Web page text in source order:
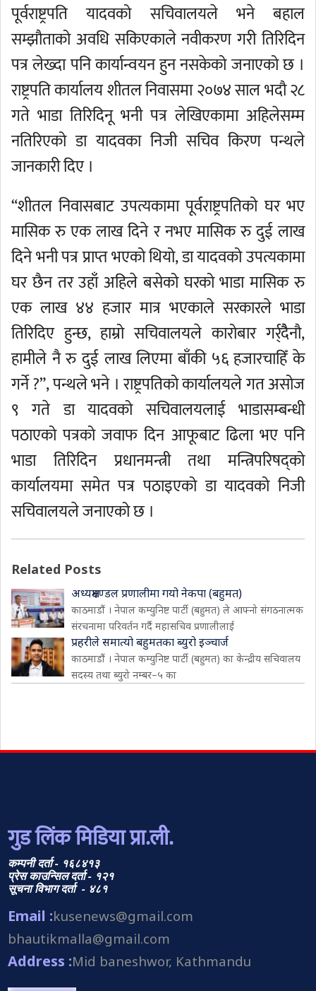
पूर्वराष्ट्रपति यादवको सचिवालयले भने बहाल
सम्झौताको अवधि सकिएकाले नवीकरण गरी तिरिदिन
पत्र लेख्दा पनि कार्यान्वयन हुन नसकेको जनाएको छ ।
राष्ट्रपति कार्यालय शीतल निवासमा २०७४ साल भदौ २८
गते भाडा तिरिदिनू भनी पत्र लेखिएकामा अहिलेसम्म
नतिरिएको डा यादवका निजी सचिव किरण पन्थले
जानकारी दिए ।
“शीतल निवासबाट उपत्यकामा पूर्वराष्ट्रपतिको घर भए
मासिक रु एक लाख दिने र नभए मासिक रु दुई लाख
दिने भनी पत्र प्राप्त भएको थियो, डा यादवको उपत्यकामा
घर छैन तर उहाँ अहिले बसेको घरको भाडा मासिक रु
एक लाख ४४ हजार मात्र भएकाले सरकारले भाडा
तिरिदिए हुन्छ, हाम्रो सचिवालयले कारोबार गर्र्दैैनौ,
हामीले नै रु दुई लाख लिएमा बाँकी ५६ हजारचाहिँ के
गर्ने ?”, पन्थले भने । राष्ट्रपतिको कार्यालयले गत असोज
९ गते डा यादवको सचिवालयलाई भाडासम्बन्धी
पठाएको पत्रको जवाफ दिन आफूबाट ढिला भए पनि
भाडा तिरिदिन प्रधानमन्त्री तथा मन्त्रिपरिषद्को
कार्यालयमा समेत पत्र पठाइएको डा यादवको निजी
सचिवालयले जनाएको छ ।
Related Posts
अध्यक्षमण्डल प्रणालीमा गयो नेकपा (बहुमत)
काठमाडौं । नेपाल कम्युनिष्ट पार्टी (बहुमत) ले आफ्नो संगठनात्मक
संरचनामा परिवर्तन गर्दै महासचिव प्रणालीलाई
प्रहरीले समात्यो बहुमतका ब्युरो इञ्चार्ज
काठमाडौं । नेपाल कम्युनिष्ट पार्टी (बहुमत) का केन्द्रीय सचिवालय
सदस्य तथा ब्युरो नम्बर–५ का
गुड लिंक मिडिया प्रा.ली.
कम्पनी दर्ता - १६८४१३
प्रेस काउन्सिल दर्ता - १२१
सूचना विभाग दर्ता - ४८१
Email :kusenews@gmail.com
bhautikmalla@gmail.com
Address :Mid baneshwor, Kathmandu